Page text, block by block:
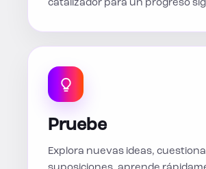
catalizador para un progreso
Pruebe
Explora nuevas ideas,